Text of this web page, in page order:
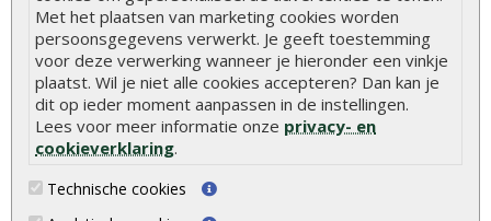
Met het plaatsen van marketing cookies worden
persoonsgegevens verwerkt. Je geeft toestemming
voor deze verwerking wanneer je hieronder een vinkje
plaatst. Wil je niet alle cookies accepteren? Dan kan je
dit op ieder moment aanpassen in de instellingen.
Lees voor meer informatie onze privacy- en
cookieverklaring.
Technische cookies
Alle populaire categorieën
Tuinhout
Schutting
Tuinpalen
Tuindeuren
Tuinschermen
Steigerplanken